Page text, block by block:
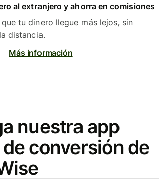
al extranjero y ahorra en comisiones
tu dinero llegue más lejos, sin
distancia.
Más información
nuestra app
conversión de